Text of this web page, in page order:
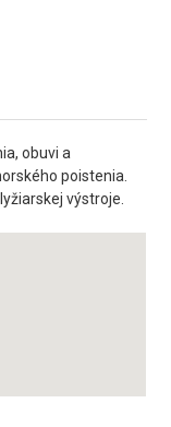
obuvi a
poistenia.
výstroje.